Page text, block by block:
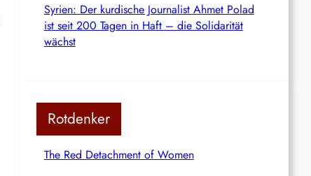
Syrien: Der kurdische Journalist Ahmet Polad
ist seit 200 Tagen in Haft – die Solidarität
wächst
Rotdenker
The Red Detachment of Women